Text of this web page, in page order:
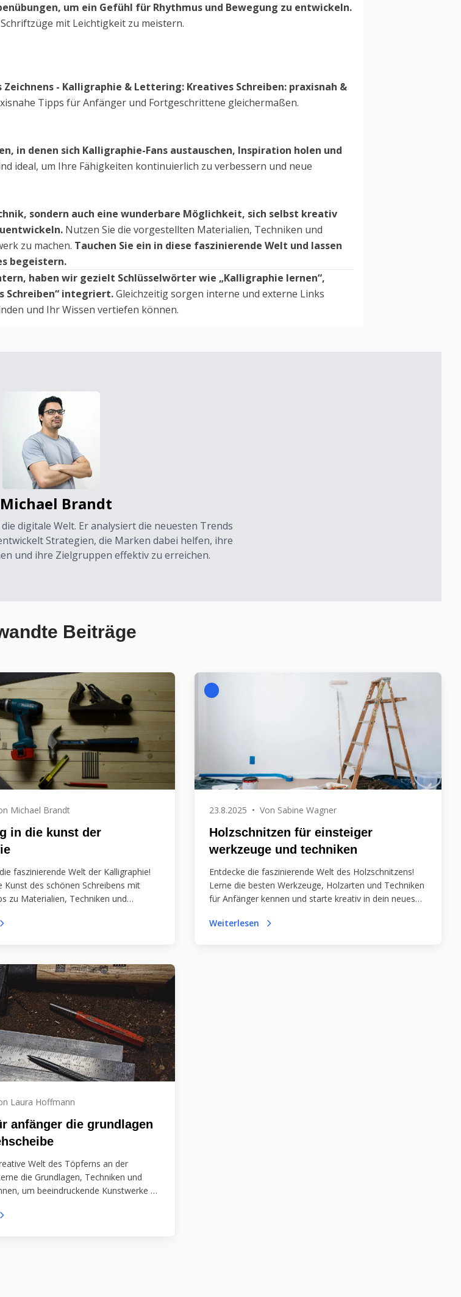
um ein Gefühl für Rhythmus und Bewegung zu entwickeln.
mit Leichtigkeit zu meistern.
Zeichnens - Kalligraphie & Lettering: Kreatives Schreiben: praxisnah &
Tipps für Anfänger und Fortgeschrittene gleichermaßen.
in denen sich Kalligraphie-Fans austauschen, Inspiration holen und
ideal, um Ihre Fähigkeiten kontinuierlich zu verbessern und neue
sondern auch eine wunderbare Möglichkeit, sich selbst kreativ
Nutzen Sie die vorgestellten Materialien, Techniken und
zu machen. Tauchen Sie ein in diese faszinierende Welt und lassen
begeistern.
haben wir gezielt Schlüsselwörter wie „Kalligraphie lernen“,
Schreiben“ integriert.Gleichzeitig sorgen interne und externe Links
und Ihr Wissen vertiefen können.
Michael Brandt
digitale Welt. Er analysiert die neuesten Trends
Strategien, die Marken dabei helfen, ihre
und ihre Zielgruppen effektiv zu erreichen.
Beiträge
Michael Brandt
in die kunst der
faszinierende Welt der Kalligraphie!
Kunst des schönen Schreibens mit
zu Materialien, Techniken und
23.8.2025 • Von Sabine Wagner
Holzschnitzen für einsteiger
werkzeuge und techniken
Entdecke die faszinierende Welt des Holzschnitzens!
Lerne die besten Werkzeuge, Holzarten und Techniken
für Anfänger kennen und starte kreativ in dein neues
Fähigkeiten!
Weiterlesen
Laura Hoffmann
anfänger die grundlagen
Welt des Töpferns an der
die Grundlagen, Techniken und
um beeindruckende Kunstwerke zu